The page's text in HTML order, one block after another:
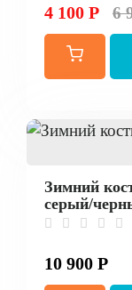
4 100 Р 6
Зимний
серый/
10 900 Р